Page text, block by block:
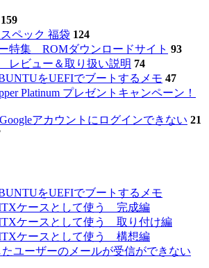
159
ペック 福袋 124
特集 ROMダウンロードサイト 93
レビュー＆取り扱い説明 74
をUEFIでブートするメモ 47
Platinum プレゼントキャンペーン！
Googleアカウントにログインできない 21
をUEFIでブートするメモ
ケースとして使う 完成編
ケースとして使う 取り付け編
ケースとして使う 構想編
ユーザーのメールが受信ができない